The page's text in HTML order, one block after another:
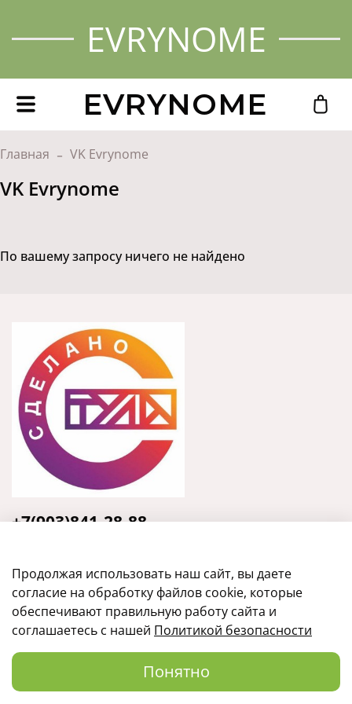
EVRYNOME
EVRYNOME
Главная VK Evrynome
VK Evrynome
По вашему запросу ничего не найдено
+7(903)841-28-88
Продолжая использовать наш сайт, вы даете
согласие на обработку файлов cookie, которые
обеспечивают правильную работу сайта и
соглашаетесь с нашей Политикой безопасности
Понятно